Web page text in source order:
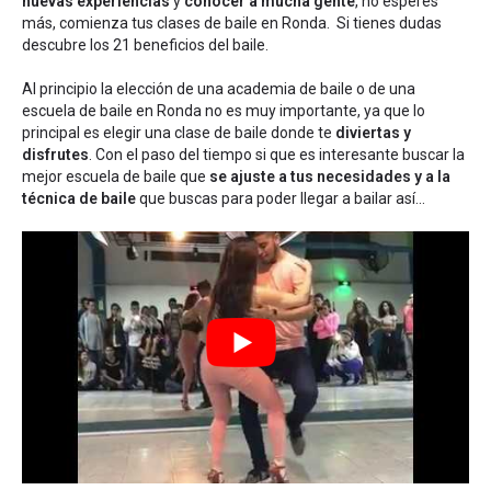
más, comienza tus clases de baile en Ronda. Si tienes dudas
descubre los 21 beneficios del baile.
Al principio la elección de una academia de baile o de una
escuela de baile en Ronda no es muy importante, ya que lo
principal es elegir una clase de baile donde te diviertas y
disfrutes. Con el paso del tiempo si que es interesante buscar la
mejor escuela de baile que se ajuste a tus necesidades y a la
técnica de baileque buscas para poder llegar a bailar así...